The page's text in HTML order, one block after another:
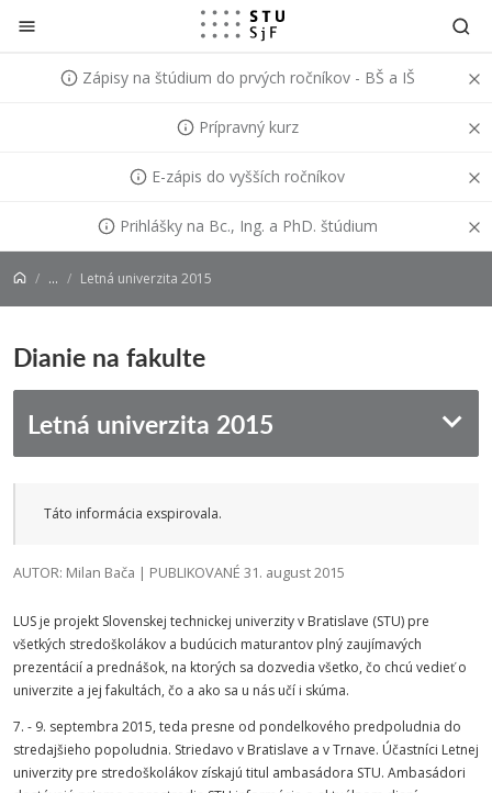
Prejsť na obsah
Zápisy na štúdium do prvých ročníkov - BŠ a IŠ
Prípravný kurz
E-zápis do vyšších ročníkov
Prihlášky na Bc., Ing. a PhD. štúdium
... Letná univerzita 2015
Dianie na fakulte
Letná univerzita 2015
Táto informácia exspirovala.
AUTOR: Milan Bača | PUBLIKOVANÉ 31. august 2015
LUS je projekt Slovenskej technickej univerzity v Bratislave (STU) pre
všetkých stredoškolákov a budúcich maturantov plný zaujímavých
prezentácií a prednášok, na ktorých sa dozvedia všetko, čo chcú vedieť o
univerzite a jej fakultách, čo a ako sa u nás učí i skúma.
7. - 9. septembra 2015, teda presne od pondelkového predpoludnia do
stredajšieho popoludnia. Striedavo v Bratislave a v Trnave. Účastníci Letnej
univerzity pre stredoškolákov získajú titul ambasádora STU. Ambasádori